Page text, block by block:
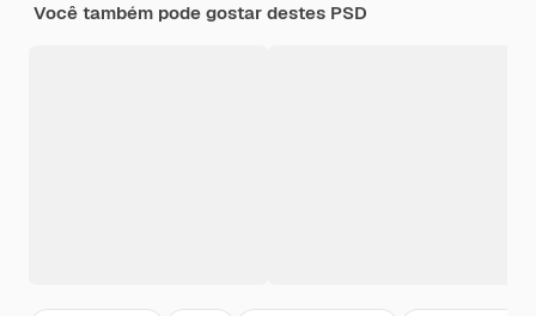
Você também pode gostar destes PSD